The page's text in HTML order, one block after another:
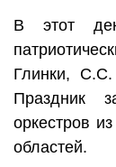
В этот
Глинки,
Праздник
оркестров
областей.